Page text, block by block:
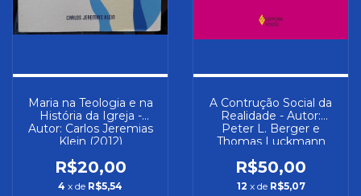
Maria na Teologia e na
História da Igreja -
Autor: Carlos Jeremias
Klein (2012)
R$20,00
4 x de R$5,54
A Contrução Social da
Realidade - Autor:
Peter L. Berger e
Thomas Luckmann
R$50,00
12 x de R$5,07